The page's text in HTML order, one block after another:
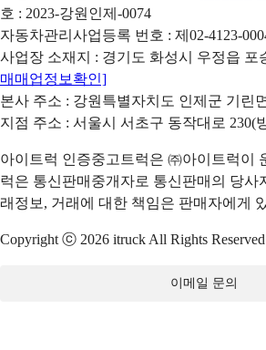
호 : 2023-강원인제-0074
자동차관리사업등록 번호 : 제02-4123-
사업장 소재지 : 경기도 화성시 우정읍 포
매매업정보확인]
본사 주소 : 강원특별자치도 인제군 기린
지점 주소 : 서울시 서초구 동작대로 230(
아이트럭 인증중고트럭은 ㈜아이트럭이
럭은 통신판매중개자로 통신판매의 당사
래정보, 거래에 대한 책임은 판매자에게
Copyright ⓒ 2026 itruck All Rights
이메일 문의